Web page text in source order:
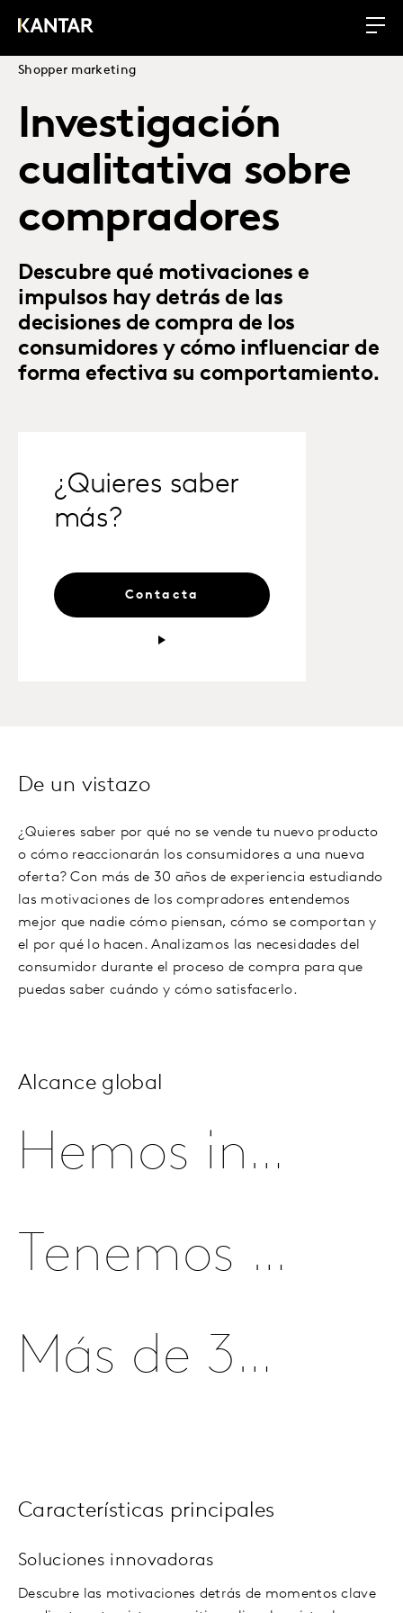
Shopper marketing
Investigación
cualitativa sobre
compradores
Descubre qué motivaciones e
impulsos hay detrás de las
decisiones de compra de los
consumidores y cómo influenciar de
forma efectiva su comportamiento.
¿Quieres saber
más?
Contacta
De un vistazo
¿Quieres saber por qué no se vende tu nuevo producto
o cómo reaccionarán los consumidores a una nueva
oferta? Con más de 30 años de experiencia estudiando
las motivaciones de los compradores entendemos
mejor que nadie cómo piensan, cómo se comportan y
el por qué lo hacen. Analizamos las necesidades del
consumidor durante el proceso de compra para que
puedas saber cuándo y cómo satisfacerlo.
Alcance global
Hemos investigado y hablado con más de 1 millón de compradores
Tenemos un conocimiento profundo de más de 80 mercados
Más de 30 años de experiencia entendiendo al comprador
Características principales
Soluciones innovadoras
Descubre las motivaciones detrás de momentos clave